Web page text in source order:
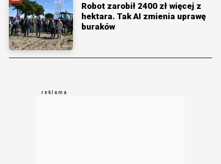
Robot zarobił 2400 zł więcej z
hektara. Tak AI zmienia uprawę
buraków